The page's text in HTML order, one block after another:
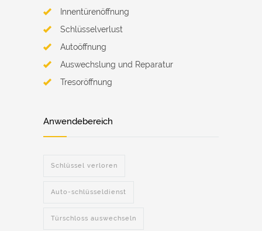
Innentürenöffnung
Schlüsselverlust
Autoöffnung
Auswechslung und Reparatur
Tresoröffnung
Anwendebereich
Schlüssel verloren
Auto-schlüsseldienst
Türschloss auswechseln